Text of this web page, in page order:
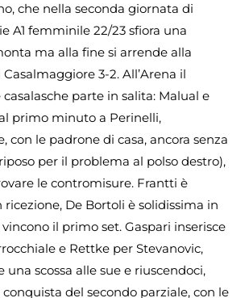
che nella seconda giornata di
A1 femminile 22/23 sfiora una
ma alla fine si arrende alla
3-2. All’Arena il
parte in salita: Malual e
primo minuto a Perinelli,
con le padrone di casa, ancora senza
per il problema al polso destro),
le contromisure. Frantti è
De Bortoli è solidissima in
il primo set. Gaspari inserisce
e Rettke per Stevanovic,
una scossa alle sue e riuscendoci,
del secondo parziale, con le